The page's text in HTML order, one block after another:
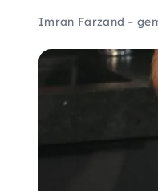
Imran Farzand –